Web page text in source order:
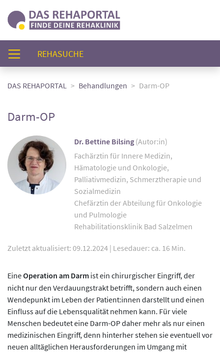
REHASUCHE(AKTUELL)
DAS REHAPORTAL Behandlungen Darm-OP
Darm-OP
Dr. Bettine Bilsing (Autor:in)
Fachärztin für Innere Medizin,
Hämatologie und Onkologie,
Palliativmedizin, Schmerztherapie und
Sozialmedizin
Chefärztin der Abteilung für Onkologie
und Pulmologie
Rehabilitationsklinik Bad Salzelmen
Zuletzt aktualisiert: 09.12.2024 | Lesedauer: ca. 16 Min.
EineOperation am Darm ist ein chirurgischer Eingriff, der
nicht nur den Verdauungstrakt betrifft, sondern auch einen
Wendepunkt im Leben der Patient:innen darstellt und einen
Einfluss auf die Lebensqualität nehmen kann. Für viele
Menschen bedeutet eine Darm-OP daher mehr als nur einen
medizinischen Eingriff, denn hinterher stehen sie eventuell vor
neuen alltäglichen Herausforderungen im Umgang mit